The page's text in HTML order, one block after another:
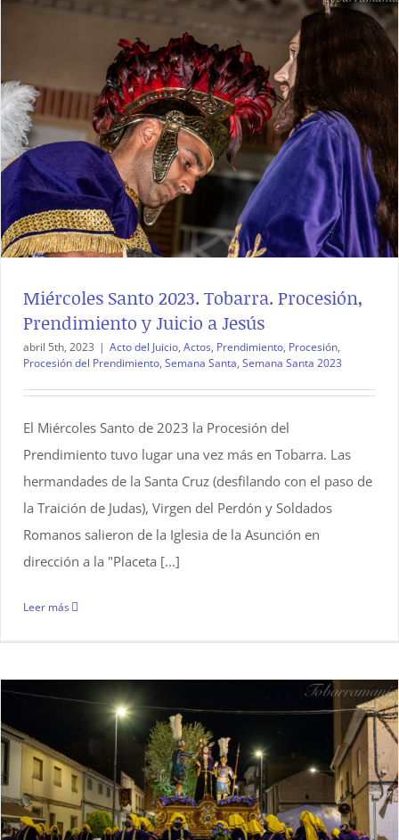
Miércoles Santo 2023. Tobarra. Procesión,
Prendimiento y Juicio a Jesús
abril 5th, 2023 | Acto del Juicio, Actos, Prendimiento, Procesión,
Procesión del Prendimiento, Semana Santa, Semana Santa 2023
El Miércoles Santo de 2023 la Procesión del
Prendimiento tuvo lugar una vez más en Tobarra. Las
hermandades de la Santa Cruz (desfilando con el paso de
la Traición de Judas), Virgen del Perdón y Soldados
Romanos salieron de la Iglesia de la Asunción en
dirección a la "Placeta [...]
Leer más